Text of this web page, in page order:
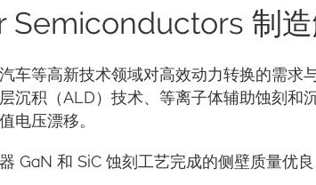
Semiconductors 制
车等高新技术领域对高效动力转换的需求
沉积（ALD）技术、等离子体辅助蚀刻
电压漂移。
GaN 和 SiC 蚀刻工艺完成的侧壁质量优良